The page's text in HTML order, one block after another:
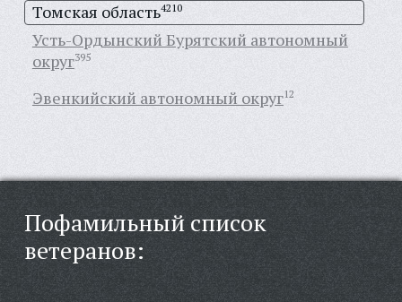
Томская область4210
Усть-Ордынский Бурятский автономный
округ395
Эвенкийский автономный округ12
Пофамильный список
ветеранов: